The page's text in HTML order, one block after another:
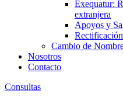
Exequatur:
extranjera
Apoyos y
Cambio de
Nosotros
Contacto
Consultas